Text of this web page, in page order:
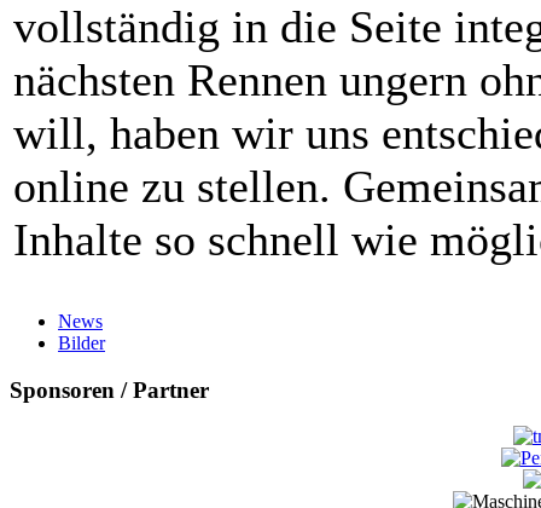
vollständig in die Seite
nächsten Rennen ungern
will, haben wir uns
online zu stellen.
Inhalte so schnell wie
News
Bilder
Sponsoren / Partner